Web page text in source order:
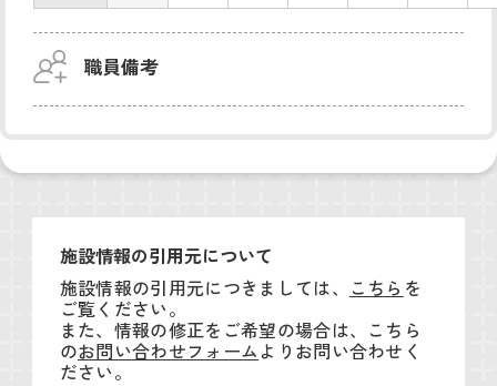
職員備考
施設情報の引用元について
施設情報の引用元につきましては、 こちら を
ご覧ください。
また、情報の修正をご希望の場合は、こちら
のお問い合わせフォームよりお問い合わせく
ださい。